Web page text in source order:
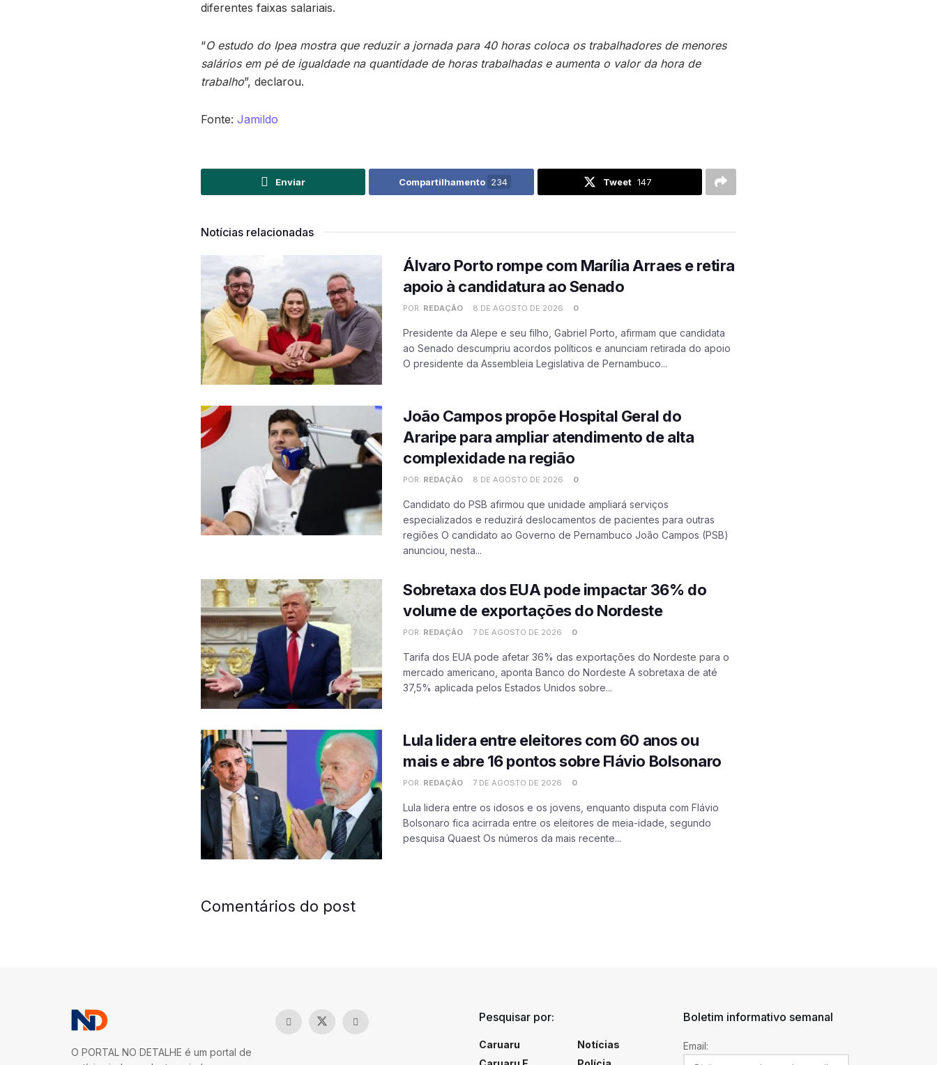
diferentes faixas salariais.
“O estudo do Ipea mostra que reduzir a jornada para 40 horas coloca os trabalhadores de menores
salários em pé de igualdade na quantidade de horas trabalhadas e aumenta o valor da hora de
trabalho”, declarou.
Fonte: Jamildo
Enviar Compartilhamento 234 Tweet 147
Notícias relacionadas
Álvaro Porto rompe com Marília Arraes e retira
apoio à candidatura ao Senado
POR: REDAÇÃO 8 DE AGOSTO DE 2026 0
Presidente da Alepe e seu filho, Gabriel Porto, afirmam que candidata
ao Senado descumpriu acordos políticos e anunciam retirada do apoio
O presidente da Assembleia Legislativa de Pernambuco...
João Campos propõe Hospital Geral do
Araripe para ampliar atendimento de alta
complexidade na região
POR: REDAÇÃO 8 DE AGOSTO DE 2026 0
Candidato do PSB afirmou que unidade ampliará serviços
especializados e reduzirá deslocamentos de pacientes para outras
regiões O candidato ao Governo de Pernambuco João Campos (PSB)
anunciou, nesta...
Sobretaxa dos EUA pode impactar 36% do
volume de exportações do Nordeste
POR: REDAÇÃO 7 DE AGOSTO DE 2026 0
Tarifa dos EUA pode afetar 36% das exportações do Nordeste para o
mercado americano, aponta Banco do Nordeste A sobretaxa de até
37,5% aplicada pelos Estados Unidos sobre...
Lula lidera entre eleitores com 60 anos ou
mais e abre 16 pontos sobre Flávio Bolsonaro
POR: REDAÇÃO 7 DE AGOSTO DE 2026 0
Lula lidera entre os idosos e os jovens, enquanto disputa com Flávio
Bolsonaro fica acirrada entre os eleitores de meia-idade, segundo
pesquisa Quaest Os números da mais recente...
Comentários do post
O PORTAL NO DETALHE é um portal de
Pesquisar por:
Caruaru
Notícias
Boletim informativo semanal
Email: